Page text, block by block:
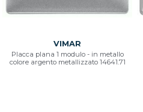
VIMAR
Placca plana 1 modulo - in metallo
colore argento metallizzato 14641.71